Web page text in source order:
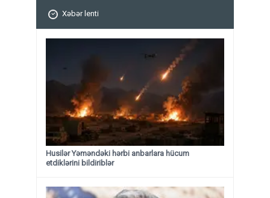
Xəbər lenti
Husilər Yəməndəki hərbi anbarlara hücum
etdiklərini bildiriblər